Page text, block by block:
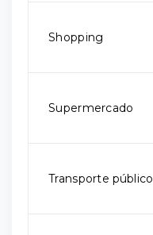
Shopping
Supermercado
Transporte público